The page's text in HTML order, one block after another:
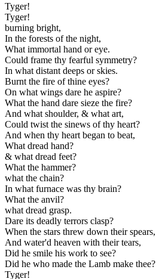
Tyger!
Tyger!
burning bright,
In the forests ofthe night,
What immortal hand oreye.
Could frame thy fearful symmetry?
In what distant deeps orskies.
Burnt the fire ofthine eyes?
On what wings dare he aspire?
What the hand dare sieze the fire?
And what shoulder, & what art,
Could twist the sinews ofthy heart?
And when thy heart began to beat,
What dread hand?
& what dread feet?
What the hammer?
what the chain?
In what furnace was thy brain?
What the anvil?
what dread grasp.
Dare its deadly terrors clasp?
When the stars threw down theirspears,
And water'd heaven with theirtears,
Did he smile his work to see?
Did he who made the Lamb make thee?
Tyger!